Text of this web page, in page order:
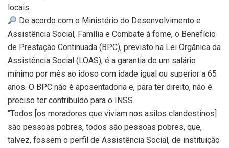
locais.
De acordo com o Ministério do Desenvolvimento e
Assistência Social, Família e Combate à fome, o Benefício
de Prestação Continuada (BPC), previsto na Lei Orgânica da
Assistência Social (LOAS), é a garantia de um salário
mínimo por mês ao idoso com idade igual ou superior a 65
anos. O BPC não é aposentadoria e, para ter direito, não é
preciso ter contribuído para o INSS.
“Todos [os moradores que viviam nos asilos clandestinos]
são pessoas pobres, todos são pessoas pobres, que,
talvez, fossem o perfil de Assistência Social, de instituição